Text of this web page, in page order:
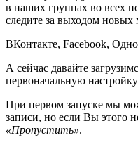
в наших группах во всех
следите за выходом новых
ВКонтакте, Facebook,
А сейчас давайте
первоначальную
При первом запуске мы
записи, но если Вы этого
«Пропустить».